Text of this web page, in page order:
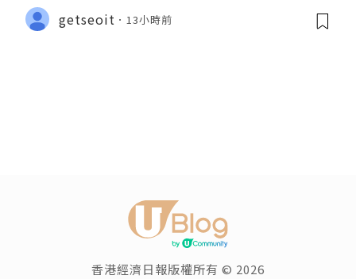
getseoit 13小時前
香港經濟日報版權所有 © 2026